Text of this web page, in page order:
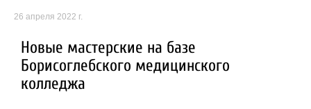
26 апреля 2022 г.
Новые мастерские на базе
Борисоглебского медицинского
колледжа